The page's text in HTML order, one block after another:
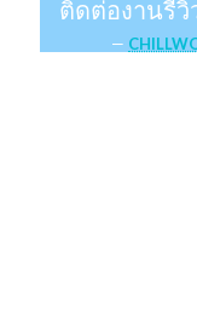
ติดต่องานรีวิ